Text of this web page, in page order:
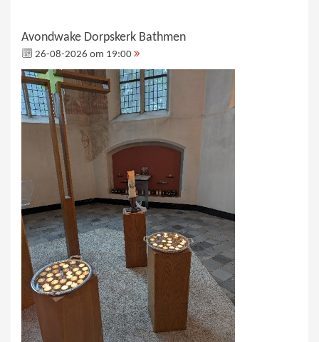
Avondwake Dorpskerk Bathmen
26-08-2026 om 19:00